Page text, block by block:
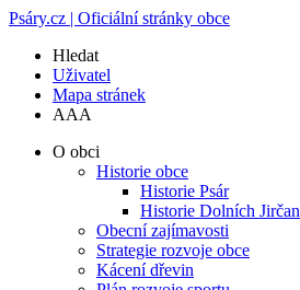
Psáry.cz | Oficiální stránky obce
Hledat
Uživatel
Mapa stránek
AAA
O obci
Historie obce
Historie Psár
Historie Dolních Jirčan
Obecní zajímavosti
Strategie rozvoje obce
Kácení dřevin